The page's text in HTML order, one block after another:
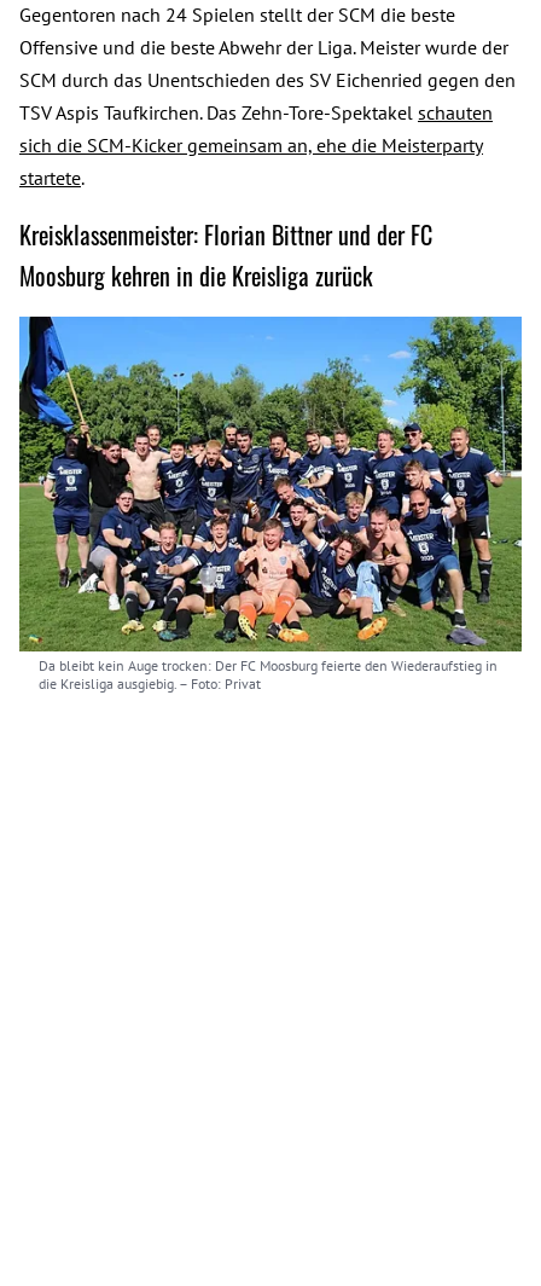
Gegentoren nach 24 Spielen stellt der SCM die beste
Offensive und die beste Abwehr der Liga. Meister wurde der
SCM durch das Unentschieden des SV Eichenried gegen den
TSV Aspis Taufkirchen. Das Zehn-Tore-Spektakel schauten
sich die SCM-Kicker gemeinsam an, ehe die Meisterparty
startete.
Kreisklassenmeister: Florian Bittner und der FC
Moosburg kehren in die Kreisliga zurück
Da bleibt kein Auge trocken: Der FC Moosburg feierte den Wiederaufstieg in
die Kreisliga ausgiebig. – Foto: Privat